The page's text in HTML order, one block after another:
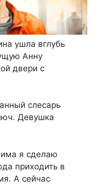
ушла вглубь
Анну
двери с
слесарь
Девушка
я сделаю
приходить в
А сейчас